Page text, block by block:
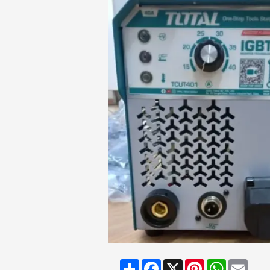
ShareFacebook
X PinterestWhatsApp